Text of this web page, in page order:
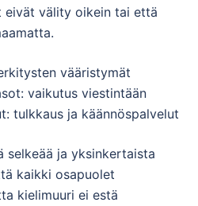
eivät välity oikein tai että
vääristymät
vaikutus viestintään
tulkkaus ja käännöspalvelut
selkeää ja yksinkertaista
kaikki osapuolet
kielimuuri ei estä